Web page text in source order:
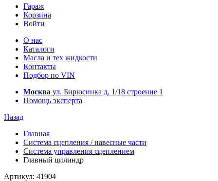
Гараж
Корзина
Войти
О нас
Каталоги
Масла и тех жидкости
Контакты
Подбор по VIN
Москва ул. Бирюсинка д. 1/18 строение 1
Помощь эксперта
Назад
Главная
Система сцепления / навесные части
Система управления сцеплением
Главный цилиндр
Артикул: 41904